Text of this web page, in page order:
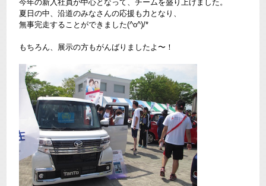
今年の新入社員が中心となって、チームを盛り上げました。
夏日の中、沿道のみなさんの応援も力となり、
無事完走することができました(^o^)/*
もちろん、展示の方もがんばりましたよ〜！